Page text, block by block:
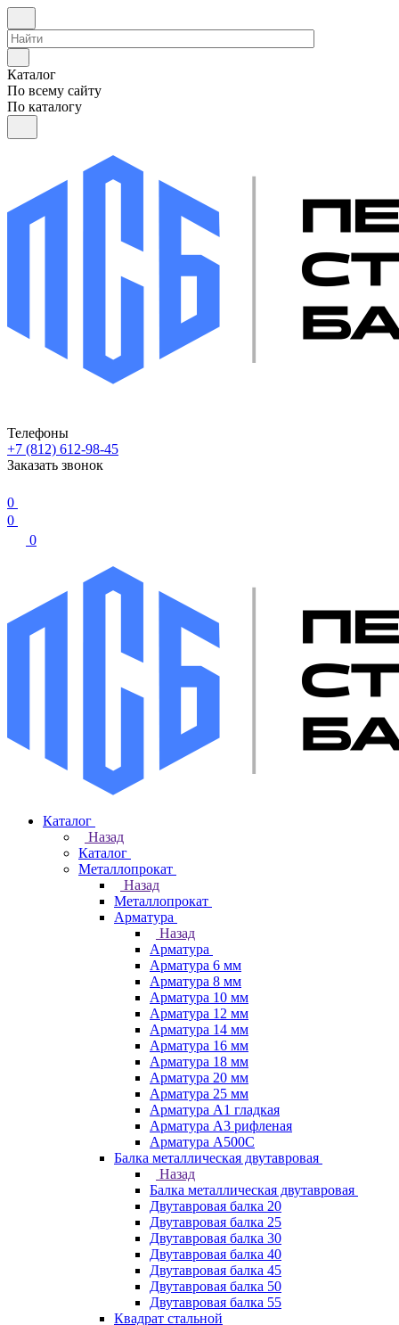
Каталог
По всему сайту
По каталогу
Телефоны
+7 (812) 612-98-45
Заказать звонок
0
0
0
Каталог
Назад
Каталог
Металлопрокат
Назад
Металлопрокат
Арматура
Назад
Арматура
Арматура 6 мм
Арматура 8 мм
Арматура 10 мм
Арматура 12 мм
Арматура 14 мм
Арматура 16 мм
Арматура 18 мм
Арматура 20 мм
Арматура 25 мм
Арматура А1 гладкая
Арматура А3 рифленая
Арматура А500С
Балка металлическая двутавровая
Назад
Балка металлическая двутавровая
Двутавровая балка 20
Двутавровая балка 25
Двутавровая балка 30
Двутавровая балка 40
Двутавровая балка 45
Двутавровая балка 50
Двутавровая балка 55
Квадрат стальной